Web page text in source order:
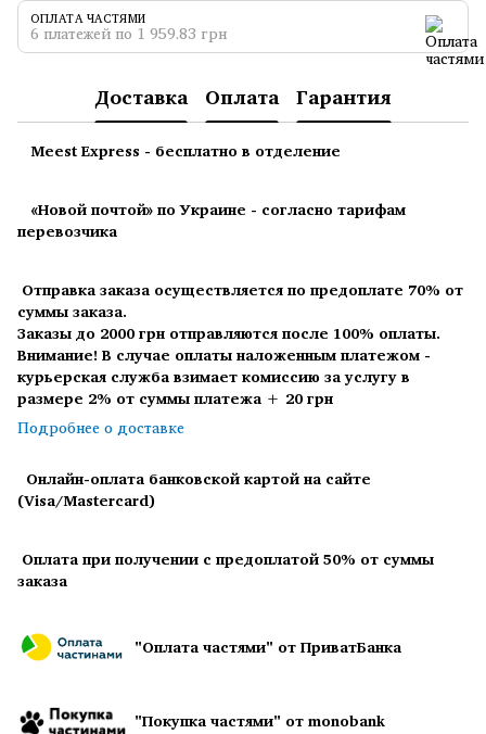
ОПЛАТА ЧАСТЯМИ
6 платежей по 1 959.83 грн
Доставка Оплата Гарантия
Meest Express - бесплатно в отделение
«Новой почтой» по Украине - согласно тарифам
перевозчика
Отправка заказа осуществляется по предоплате 70% от
суммы заказа.
Заказы до 2000 грн отправляются после 100% оплаты.
Внимание! В случае оплаты наложенным платежом -
курьерская служба взимает комиссию за услугу в
размере 2% от суммы платежа + 20 грн
Подробнее о доставке
Онлайн-оплата банковской картой на сайте
(Visa/Mastercard)
Оплата при получении с предоплатой 50% от суммы
заказа
"Оплата частями" от ПриватБанка
"Покупка частями" от monobank